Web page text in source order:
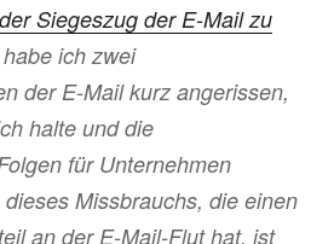
Siegeszug der E-Mail zu
ich zwei
der E-Mail kurz angerissen,
halte und die
für Unternehmen
Missbrauchs, die einen
an der E-Mail-Flut hat, ist